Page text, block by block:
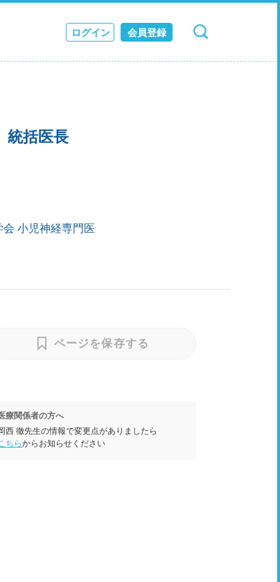
ログイン 会員登録
検索 キャンセル
統括医長
会 小児神経専門医
ページを保存する
療関係者の方へ
西 徹先生の情報で変更点がありましたら
ちらからお知らせください